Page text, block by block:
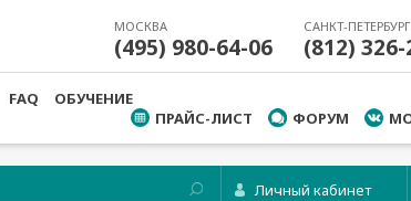
МОСКВА
(495) 980-64-06
САНКТ-ПЕТЕРБУРГ
(812)
FAQ
ОБУЧЕНИЕ
ПРАЙС-ЛИСТ
ФОРУМ
Личный кабинет